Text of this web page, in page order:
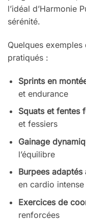
l’idéal d’Harmonie
sérénité.
Quelques exemples
pratiqués :
Sprints en
et endurance
Squats et fentes
et fessiers
Gainage
l’équilibre
Burpees adaptés
en cardio intense
Exercices de
renforcées